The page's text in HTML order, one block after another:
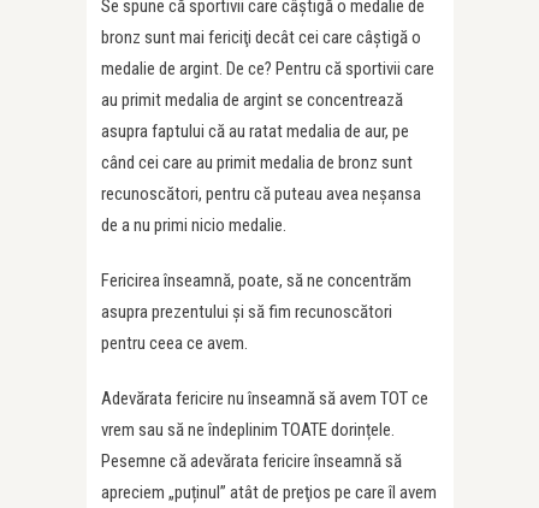
Se spune că sportivii care câştigă o medalie de
bronz sunt mai fericiţi decât cei care câştigă o
medalie de argint. De ce? Pentru că sportivii care
au primit medalia de argint se concentrează
asupra faptului că au ratat medalia de aur, pe
când cei care au primit medalia de bronz sunt
recunoscători, pentru că puteau avea neșansa
de a nu primi nicio medalie.
Fericirea înseamnă, poate, să ne concentrăm
asupra prezentului şi să fim recunoscători
pentru ceea ce avem.
Adevărata fericire nu înseamnă să avem TOT ce
vrem sau să ne îndeplinim TOATE dorințele.
Pesemne că adevărata fericire înseamnă să
apreciem „puținul” atât de preţios pe care îl avem